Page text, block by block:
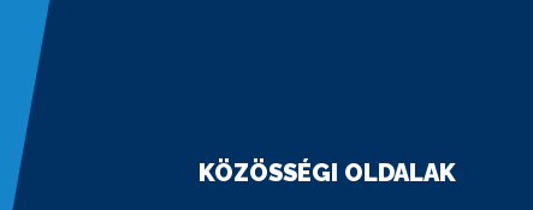
KÖZÖSSÉGI OLDALAK